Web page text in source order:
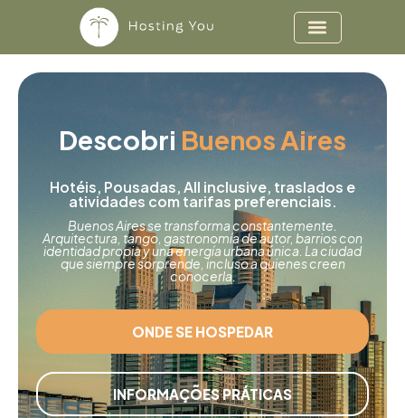
Descobri Buenos Aires
Hotéis, Pousadas, All inclusive, traslados e
atividades com tarifas preferenciais.
Buenos Aires se transforma constantemente.
Arquitectura, tango, gastronomía de autor, barrios con
identidad propia y una energía urbana única. La ciudad
que siempre sorprende, incluso a quienes creen
conocerla.
ONDE SE HOSPEDAR
INFORMAÇÕES PRÁTICAS